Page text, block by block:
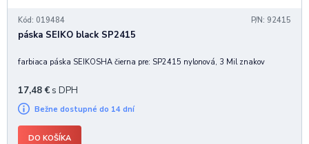
Kód: 019484 P/N: 92415
páska SEIKO black SP2415
farbiaca páska SEIKOSHA čierna pre: SP2415 nylonová, 3 Mil znakov
17,48 € s DPH
Bežne dostupné do 14 dní
DO KOŠÍKA